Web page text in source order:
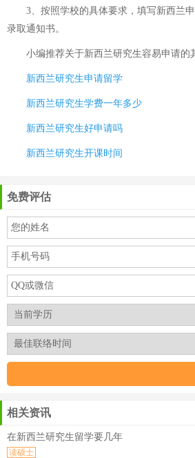
3、按照学校的具体要求，填写新西兰申
录取通知书。
小编推荐关于新西兰研究生容易申请的
新西兰研究生申请留学
新西兰研究生学费一年多少
新西兰研究生好申请吗
新西兰研究生开课时间
免费评估
相关资讯
在新西兰研究生留学要几年
读硕士